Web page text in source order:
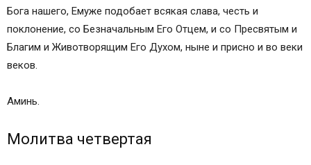
Бога нашего, Емуже подобает всякая слава, честь и
поклонение, со Безначальным Его Отцем, и со Пресвятым и
Благим и Животворящим Его Духом, ныне и присно и во веки
веков.
Аминь.
Молитва четвертая